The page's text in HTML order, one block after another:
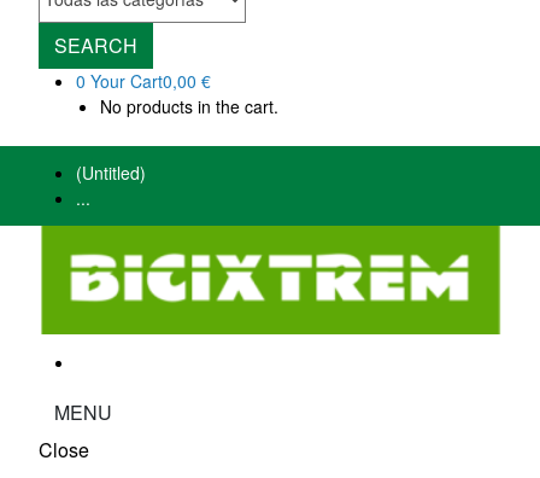
SEARCH
0 Your Cart0,00 €
No products in the cart.
(Untitled)
...
MENU
Close